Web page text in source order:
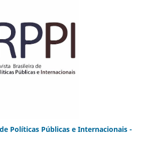
Políticas Públicas e Internacionais -